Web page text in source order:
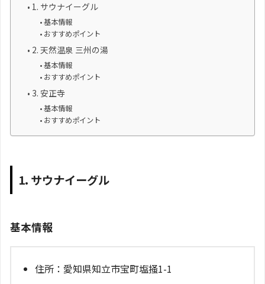
1. サウナイーグル
基本情報
おすすめポイント
2. 天然温泉 三州の湯
基本情報
おすすめポイント
3. 安正寺
基本情報
おすすめポイント
1. サウナイーグル
基本情報
住所：愛知県知立市宝町塩掻1-1